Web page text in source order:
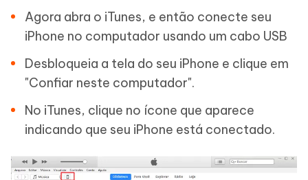
Agora abra o iTunes, e então conecte seu
iPhone no computador usando um cabo USB
Desbloqueia a tela do seu iPhone e clique em
"Confiar neste computador".
No iTunes, clique no ícone que aparece
indicando que seu iPhone está conectado.